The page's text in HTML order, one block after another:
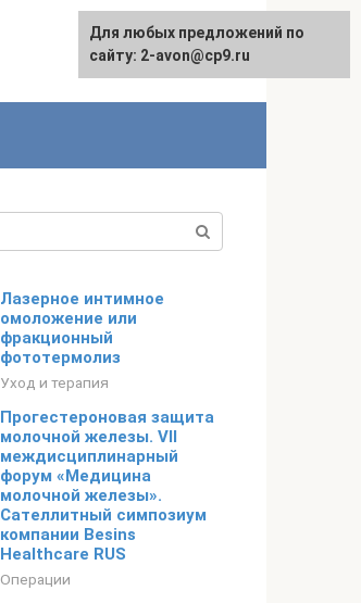
Лазерное интимное
омоложение или
фракционный
фототермолиз
Уход и терапия
Прогестероновая защита
молочной железы. VII
междисциплинарный
форум «Медицина
молочной железы».
Сателлитный симпозиум
компании Besins
Healthcare RUS
Операции
Для любых предложений по
сайту: 2-avon@cp9.ru